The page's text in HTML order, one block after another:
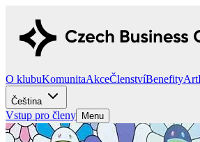
O klubuKomunitaAkceČlenstvíBenefityArt
Čeština
Vstup pro členy Menu